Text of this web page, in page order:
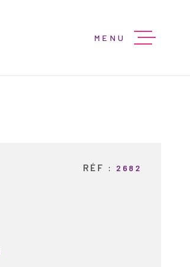
MENU
RÉF : 2682